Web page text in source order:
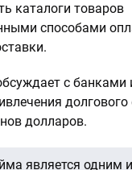
каталоги товаров
способами
с банками
долларов.
является одним